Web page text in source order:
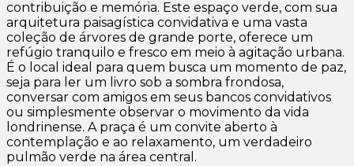
contribuição e memória. Este espaço verde, com sua
arquitetura paisagística convidativa e uma vasta
coleção de árvores de grande porte, oferece um
refúgio tranquilo e fresco em meio à agitação urbana.
É o local ideal para quem busca um momento de paz,
seja para ler um livro sob a sombra frondosa,
conversar com amigos em seus bancos convidativos
ou simplesmente observar o movimento da vida
londrinense. A praça é um convite aberto à
contemplação e ao relaxamento, um verdadeiro
pulmão verde na área central.